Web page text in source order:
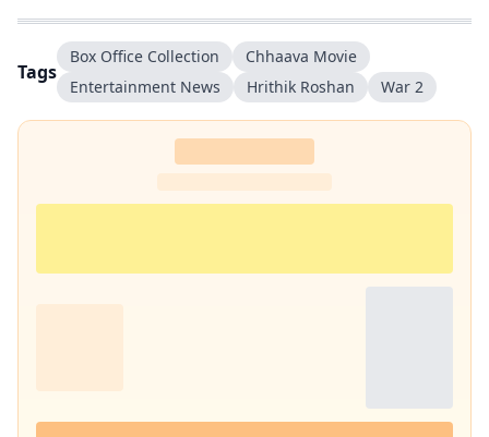
Tags
Box Office Collection
Chhaava Movie
Entertainment News
Hrithik Roshan War 2